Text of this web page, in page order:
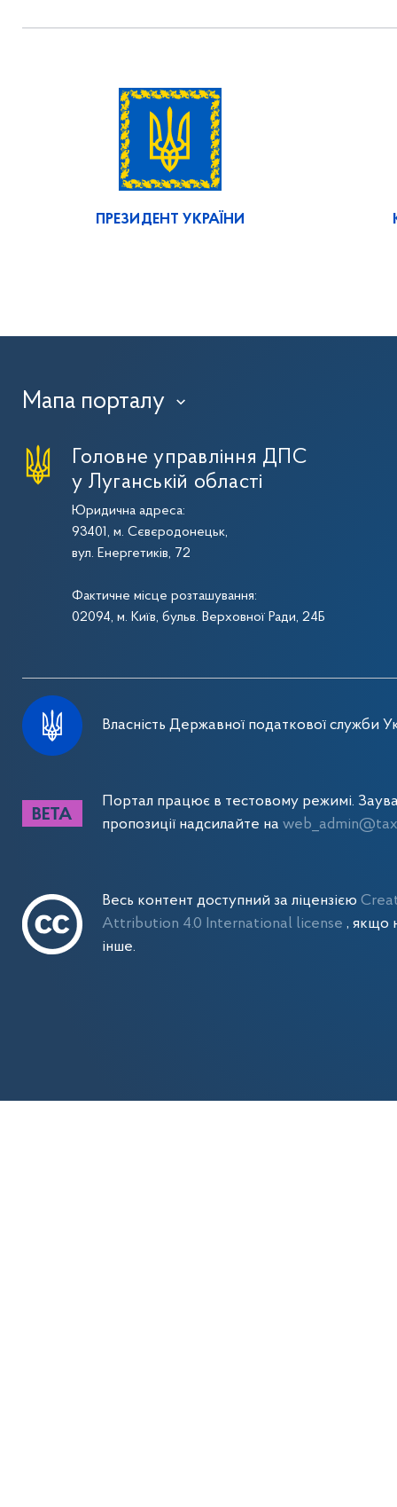
ПРЕЗИДЕНТ УКРАЇНИ
Мапа порталу ›
Головне управління ДПС
у Луганській області
Юридична адреса:
93401, м. Сєвєродонецьк,
вул. Енергетиків, 72
Фактичне місце розташування:
02094, м. Київ, бульв. Верховної Ради, 24Б
Власність Державної податкової служби
Портал працює в тестовому режимі.
пропозиції надсилайте на
Весь контент доступний за ліцензією
Attribution 4.0 International license , якщо
інше.